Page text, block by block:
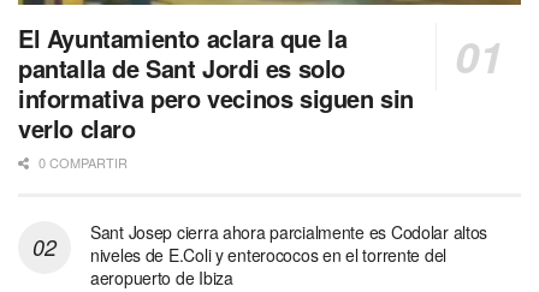
El Ayuntamiento aclara que la
pantalla de Sant Jordi es solo
informativa pero vecinos siguen sin
verlo claro
0 COMPARTIR
Sant Josep cierra ahora parcialmente es Codolar altos
niveles de E.Coli y enterococos en el torrente del
aeropuerto de Ibiza